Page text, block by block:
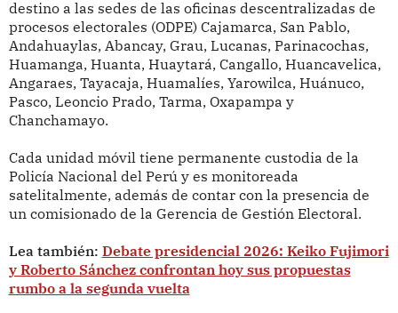
destino a las sedes de las oficinas descentralizadas de
procesos electorales (ODPE) Cajamarca, San Pablo,
Andahuaylas, Abancay, Grau, Lucanas, Parinacochas,
Huamanga, Huanta, Huaytará, Cangallo, Huancavelica,
Angaraes, Tayacaja, Huamalíes, Yarowilca, Huánuco,
Pasco, Leoncio Prado, Tarma, Oxapampa y
Chanchamayo.
Cada unidad móvil tiene permanente custodia de la
Policía Nacional del Perú y es monitoreada
satelitalmente, además de contar con la presencia de
un comisionado de la Gerencia de Gestión Electoral.
Lea también: Debate presidencial 2026: Keiko Fujimori
y Roberto Sánchez confrontan hoy sus propuestas
rumbo a la segunda vuelta